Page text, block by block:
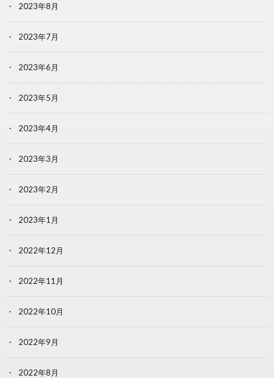
2023年8月
2023年7月
2023年6月
2023年5月
2023年4月
2023年3月
2023年2月
2023年1月
2022年12月
2022年11月
2022年10月
2022年9月
2022年8月